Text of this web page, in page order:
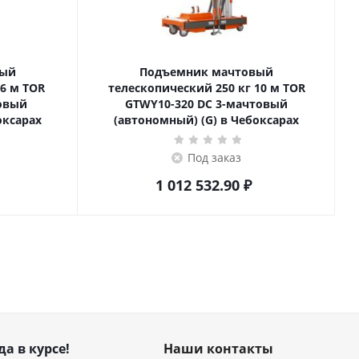
Подъемник мачтовый
телескопический 250 кг 10 м TOR
GTWY10-320 DC 3-мачтовый
(автономный) (G) в Чебоксарах
Под заказ
1 012 532.90 ₽
в курсе! Наши контакты